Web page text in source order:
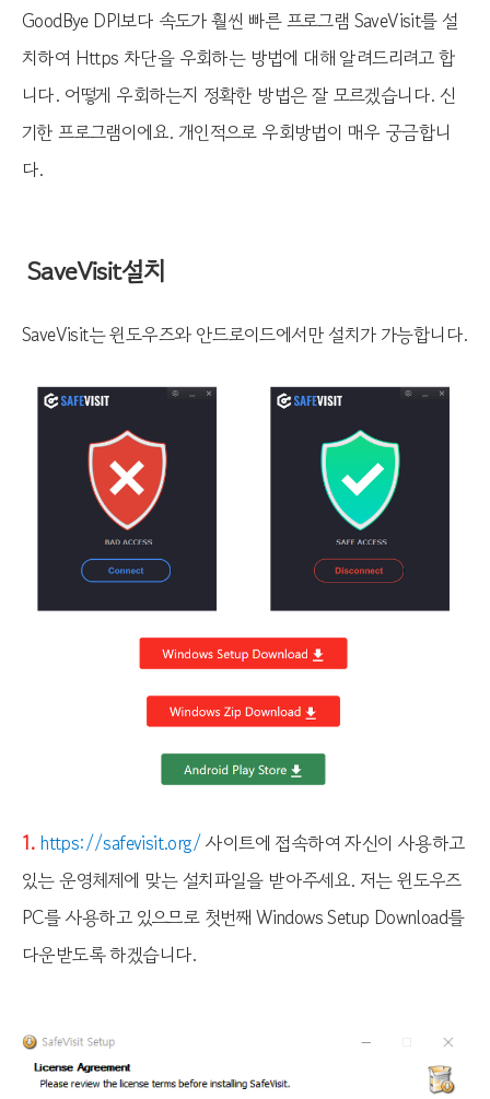
GoodBye DPI보다 속도가 훨씬 빠른 프로그램 SaveVisit를 설
치하여 Https 차단을 우회하는 방법에 대해 알려드리려고 합
니다. 어떻게 우회하는지 정확한 방법은 잘 모르겠습니다. 신
기한 프로그램이에요. 개인적으로 우회방법이 매우 궁금합니
다.
SaveVisit설치
SaveVisit는 윈도우즈와 안드로이드에서만 설치가 가능합니다.
1. https://safevisit.org/사이트에 접속하여 자신이 사용하고
있는 운영체제에 맞는 설치파일을 받아주세요. 저는 윈도우즈
PC를 사용하고 있으므로 첫번째 Windows Setup Download를
다운받도록 하겠습니다.